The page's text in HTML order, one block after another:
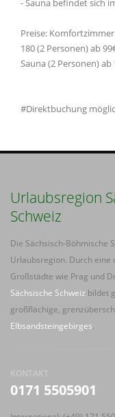
- Sauna befindet sich
Preise:
180 (2 Personen) ab
Sauna (2 Personen) ab
#Direktbuchung
Urlaubsregion
Schweiz
Die Sächsisch-Böhmische
Urlaubsregion. Durch eine
Großstädte wie Prag und
Sächsische Schweiz bildet
großflächige,
Elbsandsteingebirges.
KONTAKT
0171 5505901